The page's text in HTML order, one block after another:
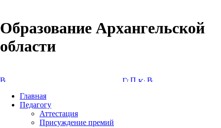
Образование Архангельской
области
Главная
Педагогу
Аттестация
Присуждение премий